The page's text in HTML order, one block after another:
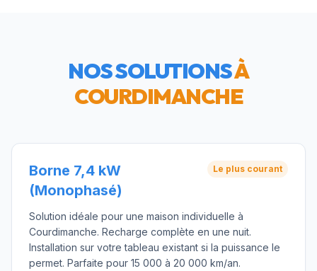
NOS SOLUTIONSÀ
COURDIMANCHE
Borne 7,4 kW
(Monophasé)
Le plus courant
Solution idéale pour une maison individuelle à
Courdimanche. Recharge complète en une nuit.
Installation sur votre tableau existant si la puissance le
permet. Parfaite pour 15 000 à 20 000 km/an.